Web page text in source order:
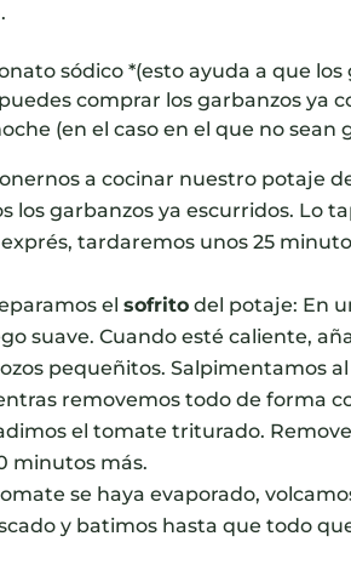
sódico*(esto ayuda a que los
comprar los garbanzos ya
(en el caso en el que no sean
a cocinar nuestro potaje
los garbanzos ya escurridos. Lo
tardaremos unos 25
elsofrito del potaje: En
suave. Cuando esté caliente,
pequeñitos. Salpimentamos
removemos todo de forma
el tomate triturado.
minutos más.
se haya evaporado,
y batimos hasta que todo